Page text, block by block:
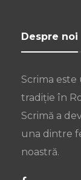
Despre noi
Scrima
tradiție în
Scrimă a
una dintre
noastră.